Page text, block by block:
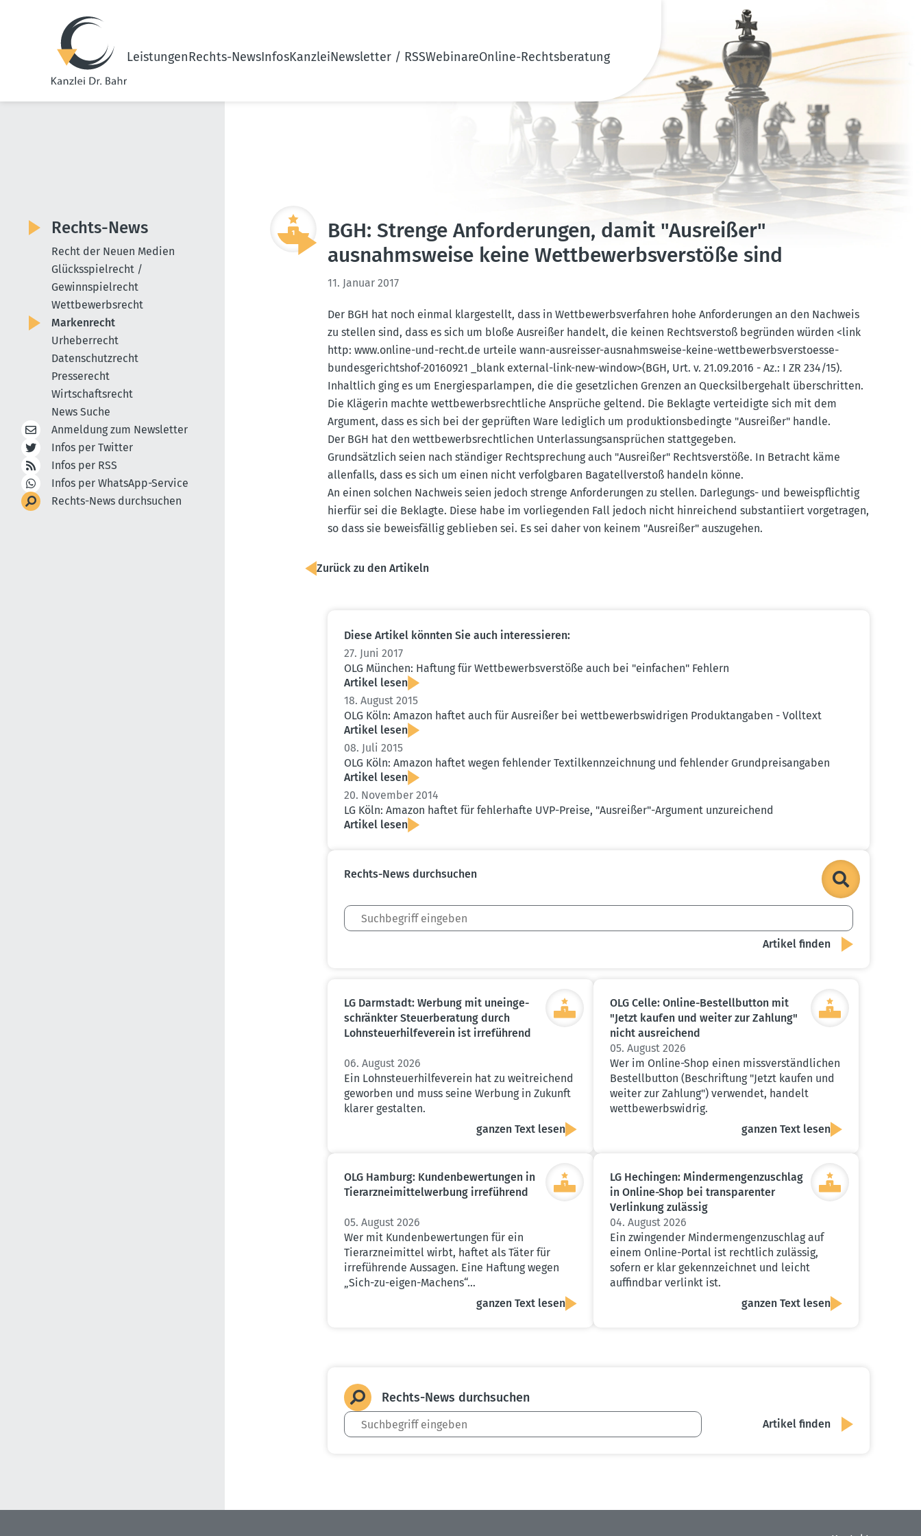
LeistungenRechts-NewsInfosKanzleiNewsletter / RSSWebinareOnline-Rechtsberatung
BGH: Strenge Anfor­de­rungen, damit "Ausreißer"
ausnahms­weise keine Wettbe­werbs­ver­stöße sind
11. Januar 2017
Der BGH hat noch einmal klarge­stellt, dass in Wettbe­werbs­ver­fahren hohe Anfor­de­rungen an den Nachweis
zu stellen sind, dass es sich um bloße Ausreißer handelt, die keinen Rechts­verstoß begründen würden <link
http: www.​online-​und-​recht.​de urteile wann-ausreisser-ausnahms­weise-keine-wettbe­werbs­ver­stoesse-
bundes­ge­richtshof-20160921 _blank external-link-new-window>(BGH, Urt. v. 21.09.2016 - Az.: I ZR 234/15).
Inhaltlich ging es um Energie­spar­lampen, die die gesetz­lichen Grenzen an Queck­sil­ber­gehalt überschritten.
Die Klägerin machte wettbe­werbs­recht­liche Ansprüche geltend. Die Beklagte vertei­digte sich mit dem
Argument, dass es sich bei der geprüften Ware lediglich um produk­ti­ons­be­dingte "Ausreißer" handle.
Der BGH hat den wettbe­werbs­recht­lichen Unter­las­sungs­an­sprüchen statt­ge­geben.
Grund­sätzlich seien nach ständiger Recht­spre­chung auch "Ausreißer" Rechts­ver­stöße. In Betracht käme
allen­falls, dass es sich um einen nicht verfolg­baren Bagatell­verstoß handeln könne.
An einen solchen Nachweis seien jedoch strenge Anfor­de­rungen zu stellen. Darle­gungs- und beweis­pflichtig
hierfür sei die Beklagte. Diese habe im vorlie­genden Fall jedoch nicht hinrei­chend substan­tiiert vorge­tragen,
so dass sie beweis­fällig geblieben sei. Es sei daher von keinem "Ausreißer" auszu­gehen.
Zurück zu den Artikeln
Diese Artikel könnten Sie auch inter­es­sieren:
27. Juni 2017
OLG München: Haftung für Wettbe­werbs­ver­stöße auch bei "einfachen" Fehlern
Artikel lesen
18. August 2015
OLG Köln: Amazon haftet auch für Ausreißer bei wettbe­werbs­wid­rigen Produk­t­an­gaben - Volltext
Artikel lesen
08. Juli 2015
OLG Köln: Amazon haftet wegen fehlender Textil­kenn­zeichnung und fehlender Grund­preis­an­gaben
Artikel lesen
20. November 2014
LG Köln: Amazon haftet für fehler­hafte UVP-Preise, "Ausreißer"-Argument unzurei­chend
Artikel lesen
Rechts-News durch­suchen
LG Darmstadt: Werbung mit unein­ge­
schränkter Steuer­be­ratung durch
Lohnsteu­er­hil­fe­verein ist irreführend
06. August 2026
Ein Lohnsteuerhilfeverein hat zu weitreichend
geworben und muss seine Werbung in Zukunft
klarer gestalten.
ganzen Text lesen
OLG Celle: Online-Bestell­button mit
"Jetzt kaufen und weiter zur Zahlung"
nicht ausrei­chend
05. August 2026
Wer im Online-Shop einen missverständlichen
Bestellbutton (Beschriftung "Jetzt kaufen und
weiter zur Zahlung") verwendet, handelt
wettbewerbswidrig.
ganzen Text lesen
OLG Hamburg: Kunden­be­wer­tungen in
Tierarz­nei­mit­tel­werbung irreführend
05. August 2026
Wer mit Kundenbewertungen für ein
Tierarzneimittel wirbt, haftet als Täter für
irreführende Aussagen. Eine Haftung wegen
„Sich-zu-eigen-Machens“…
ganzen Text lesen
LG Hechingen: Minder­men­gen­zu­schlag
in Online-Shop bei trans­pa­renter
Verlinkung zulässig
04. August 2026
Ein zwingender Mindermengenzuschlag auf
einem Online-Portal ist rechtlich zulässig,
sofern er klar gekennzeichnet und leicht
auffindbar verlinkt ist.
ganzen Text lesen
Rechts-News durch­suchen
Rechts-News
Recht der Neuen Medien
Glücksspielrecht /
Gewinnspielrecht
Wettbewerbsrecht
Markenrecht
Urheberrecht
Datenschutzrecht
Presserecht
Wirtschaftsrecht
News Suche
Anmeldung zum Newsletter
Infos per Twitter
Infos per RSS
Infos per WhatsApp-Service
Rechts-News durchsuchen